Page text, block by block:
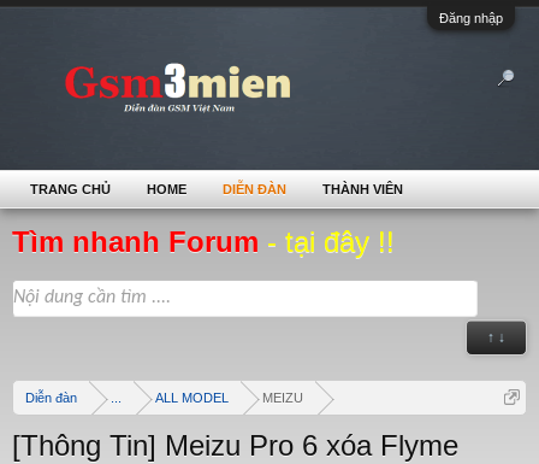
Đăng nhập
Tìm nhanh Forum - tại đây !!
↑ ↓
Diễn đàn ALL MODEL MEIZU
[Thông Tin] Meizu Pro 6 xóa Flyme
TRANG CHỦ HOME DIỄN ĐÀN THÀNH VIÊN